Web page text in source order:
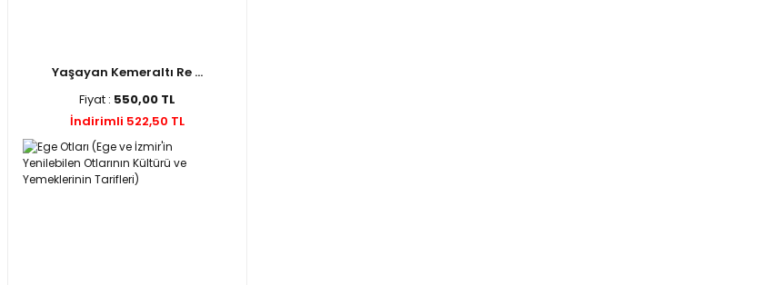
Yaşayan Kemeraltı Re ...
Fiyat : 550,00 TL
İndirimli 522,50 TL